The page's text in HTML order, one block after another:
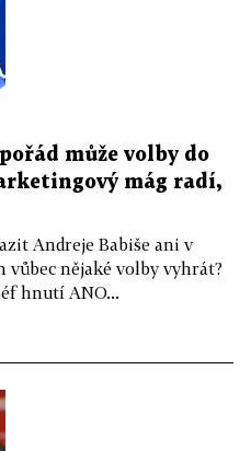
může volby do
mág radí,
Andreje Babiše ani v
vůbec nějaké volby vyhrát?
hnutí ANO...